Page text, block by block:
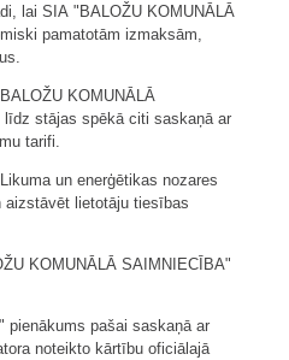
lai SIA "BALOŽU KOMUNĀLĀ
pamatotām izmaksām,
KOMUNĀLĀ
stājas spēkā citi saskaņā ar
tarifi.
un enerģētikas nozares
aizstāvēt lietotāju tiesības
KOMUNĀLĀ SAIMNIECĪBA"
pienākums pašai saskaņā ar
noteikto kārtību oficiālajā